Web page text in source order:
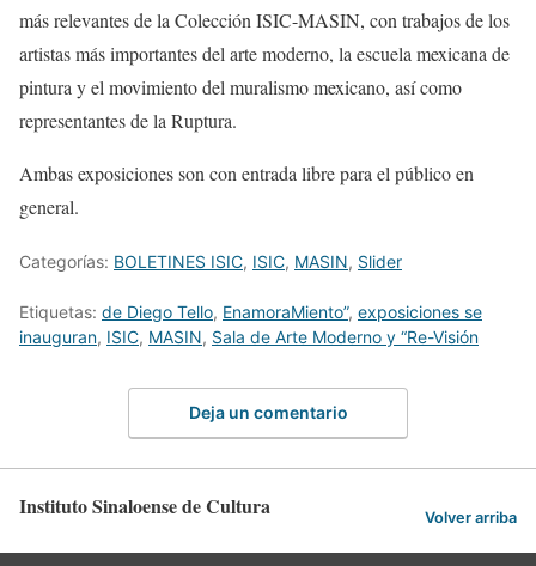
más relevantes de la Colección ISIC-MASIN, con trabajos de los
artistas más importantes del arte moderno, la escuela mexicana de
pintura y el movimiento del muralismo mexicano, así como
representantes de la Ruptura.
Ambas exposiciones son con entrada libre para el público en
general.
Categorías: BOLETINES ISIC, ISIC, MASIN, Slider
Etiquetas: de Diego Tello, EnamoraMiento”, exposiciones se
inauguran, ISIC, MASIN, Sala de Arte Moderno y “Re-Visión
Deja un comentario
Instituto Sinaloense de Cultura Volver arriba